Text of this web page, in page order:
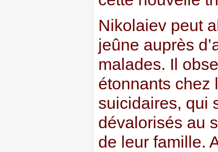
Nikolaiev peut
jeûne auprès
malades. Il
étonnants chez
suicidaires, qui
dévalorisés au
de leur famille.